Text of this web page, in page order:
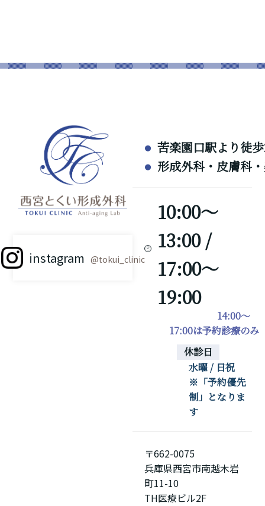
instagram @tokui_clinic
苦楽園口駅より徒
形成外科・皮膚科
10:00～
13:00 /
17:00～
19:00
14:00～
17:00は予約診療のみ
休診日
水曜 / 日祝
※「予約優先
制」となりま
す
〒662-0075
兵庫県西宮市南越木岩
町11-10
TH医療ビル2F